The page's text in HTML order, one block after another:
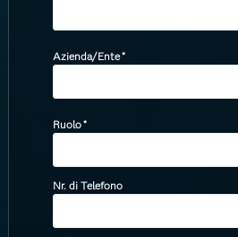
Azienda/Ente*
Ruolo*
Nr. di Telefono